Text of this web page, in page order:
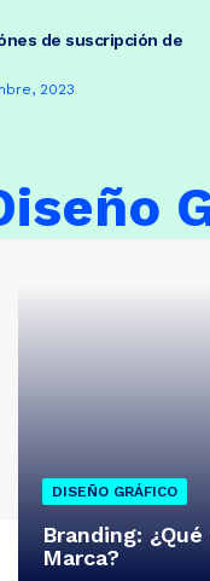
de suscripción de
2023
DISEÑO GRÁFICO
Branding:
Marca?